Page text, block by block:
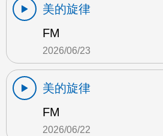
美的旋律
FM
2026/06/23
美的旋律
FM
2026/06/22